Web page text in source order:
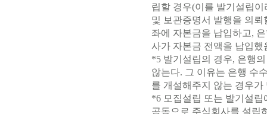
립할 경우(이를 발기설립
및 보관증명서 발행을 의
좌에 자본금을 납입하고,
사가 자본금 전액을 납입
*5 발기설립의 경우, 은행
않는다. 그 이유는 은행 수
를 개설해주지 않는 경우가
*6 모집설립 또는 발기설
공동으로 주식회사를 설립